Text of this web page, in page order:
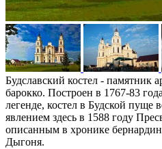
Будславский костел - памятник
барокко. Построен в 1767-83
легенде, костел в Будской пуще
явлением здесь в 1588 году
описанным в хронике
Дыгоня.